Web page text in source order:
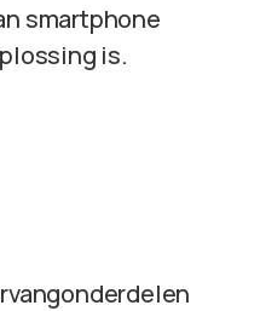
smartphone
is.